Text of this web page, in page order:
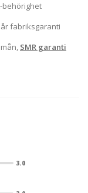
behörighet
år fabriksgaranti
SMR garanti
3.0